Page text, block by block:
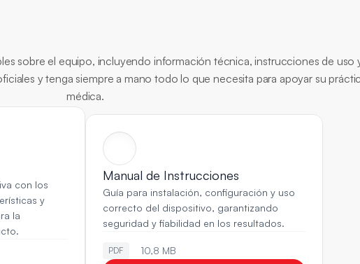
sobre el equipo, incluyendo información técnica, instrucciones de uso
y tenga siempre a mano todo lo que necesita para apoyar su
médica.
con los
y
la
Manual de Instrucciones
Guía para instalación, configuración y uso
correcto del dispositivo, garantizando
seguridad y fiabilidad en los resultados.
PDF 10,8 MB